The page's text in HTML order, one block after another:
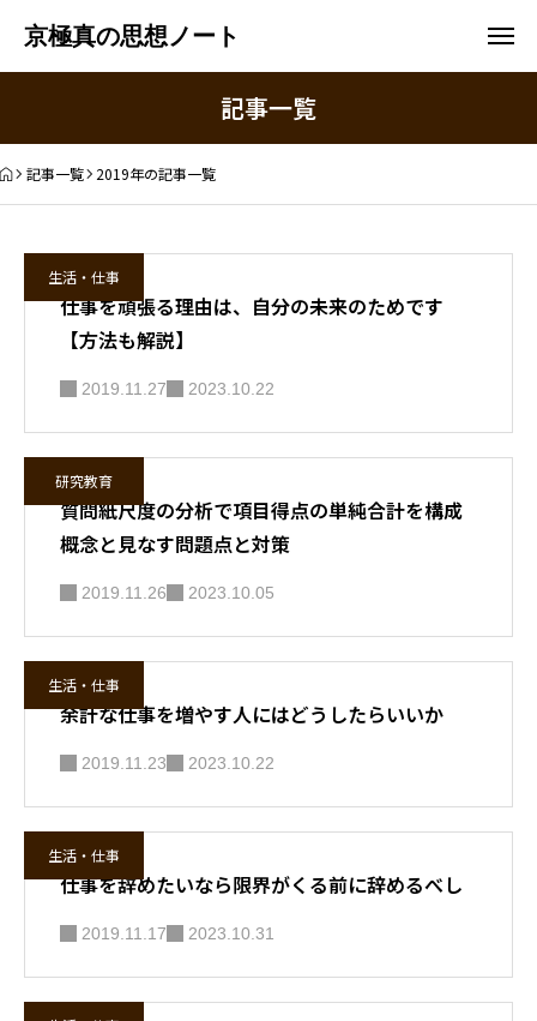
京極真の思想ノート
記事一覧
記事一覧 2019年の記事一覧
生活・仕事
仕事を頑張る理由は、自分の未来のためです
【方法も解説】
2019.11.27 2023.10.22
研究教育
質問紙尺度の分析で項目得点の単純合計を構成
概念と見なす問題点と対策
2019.11.26 2023.10.05
生活・仕事
余計な仕事を増やす人にはどうしたらいいか
2019.11.23 2023.10.22
生活・仕事
仕事を辞めたいなら限界がくる前に辞めるべし
2019.11.17 2023.10.31